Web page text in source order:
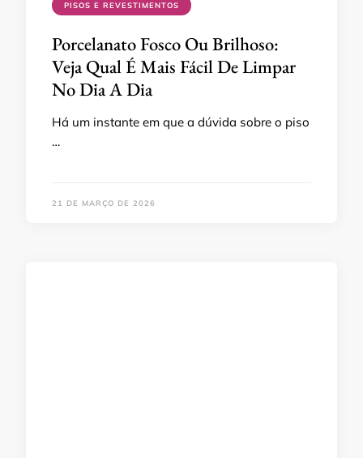
PISOS E REVESTIMENTOS
Porcelanato Fosco Ou Brilhoso:
Veja Qual É Mais Fácil De Limpar
No Dia A Dia
Há um instante em que a dúvida sobre o piso
…
21 DE MARÇO DE 2026